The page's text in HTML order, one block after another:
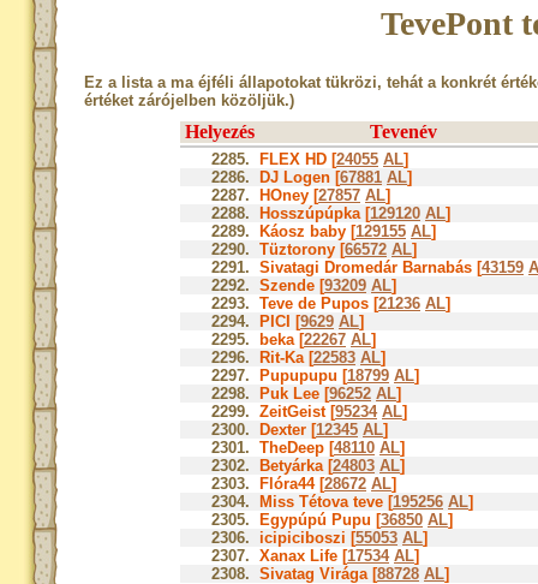
TevePont
Ez a lista a ma éjféli állapotokat tükrözi, tehát a konkrét
értéket zárójelben közöljük.)
Helyezés Tevenév
2285. FLEX HD [24055 AL]
2286.
DJ Logen [67881 AL]
2287.
HOney [27857 AL]
2288.
Hosszúpúpka [129120 AL]
2289.
Káosz baby [129155 AL]
2290. Tüztorony [66572 AL]
2291. Sivatagi Dromedár Barnabás [43159
2292. Szende [93209 AL]
2293. Teve de Pupos [21236 AL]
2294.
PICI [9629 AL]
2295.
beka [22267 AL]
2296.
Rit-Ka [22583 AL]
2297.
Pupupupu [18799 AL]
2298.
Puk Lee [96252 AL]
2299. ZeitGeist [95234 AL]
2300.
Dexter [12345 AL]
2301. TheDeep [48110 AL]
2302.
Betyárka [24803 AL]
2303.
Flóra44 [28672 AL]
2304.
Miss Tétova teve [195256 AL]
2305.
Egypúpú Pupu [36850 AL]
2306. icipiciboszi [55053 AL]
2307. Xanax Life [17534 AL]
2308. Sivatag Virága [88728 AL]